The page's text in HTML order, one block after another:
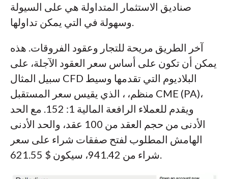
صناديق الاستثمار المتداولة هي على السيولة
وسهولة في التي يمكن تداولها.
آخر الطريق مريحة للتجار وعقود الفروقات. هذه
يمكن أن تكون على أساس سعر العقود الآجلة، على
سبيل المثال CFD البلاديوم التي تقدمها وسيط
منظم، ، الذي يقيس سعر المستقبل CME (PA)،
ويقدم للعملاء الرافعة المالية 1: 152. مع الحد
الأدنى من حجم العقد من 100 عقد، والحد الأدنى
الهامش المطلوب لفتح صفقات شراء على سعر
شراء من 941.42، سيكون $ 621.55.